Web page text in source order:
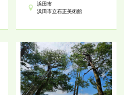
浜田市
浜田市立石正美術館